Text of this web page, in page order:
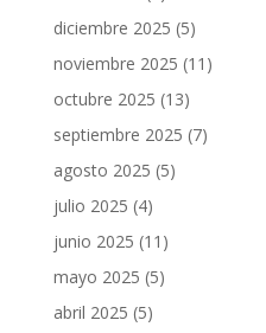
diciembre 2025 (5)
noviembre 2025 (11)
octubre 2025 (13)
septiembre 2025 (7)
agosto 2025 (5)
julio 2025 (4)
junio 2025 (11)
mayo 2025 (5)
abril 2025 (5)